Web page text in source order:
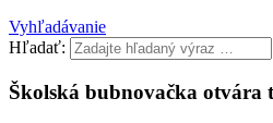
Vyhľadávanie
Hľadať:
Školská bubnovačka otvára